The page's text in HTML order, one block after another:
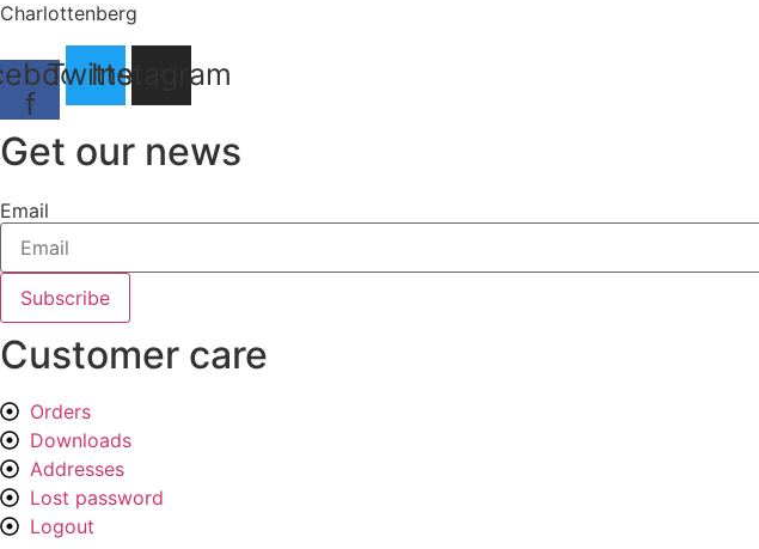
Charlottenberg
f
TwitterInstagram
Get our news
Email
Subscribe
Customer care
Orders
Downloads
Addresses
Lost password
Logout